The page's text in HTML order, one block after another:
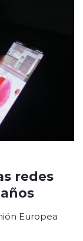
redes
Europea